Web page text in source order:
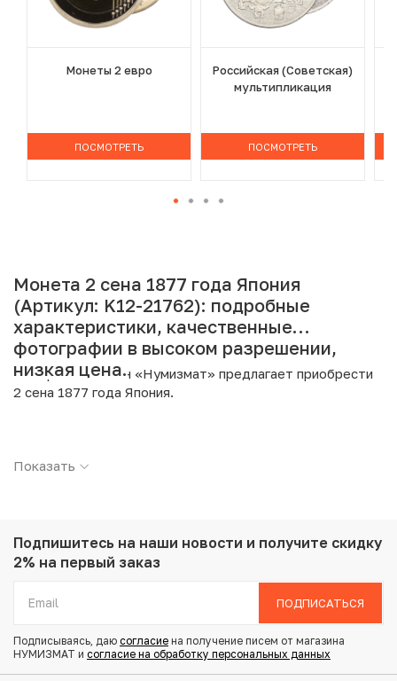
Монеты 2 евро
ПОСМОТРЕТЬ
Российская (Советская)
мультипликация
ПОСМОТРЕТЬ
Монета 2 сена 1877 года Япония
(Артикул: K12-21762): подробные
характеристики, качественные
фотографии в высоком разрешении,
низкая цена.
Интернет магазин «Нумизмат» предлагает приобрести
2 сена 1877 года Япония.
Страна: Япония
Вес: 13.82 г
Диаметр: 31.8 мм
Состояние: VF
V-образная чешуя
Купить 2 сена 1877 года Япония по привлекательной
Показать
Подпишитесь на наши новости и получите скидку
2% на первый заказ
ПОДПИСАТЬСЯ
Подписываясь, даю согласие на получение писем от магазина
НУМИЗМАТ и согласие на обработку персональных данных